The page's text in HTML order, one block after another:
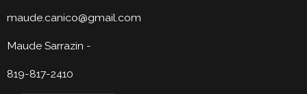
maude.canico@gmail.com
Maude Sarrazin -
819-817-2410